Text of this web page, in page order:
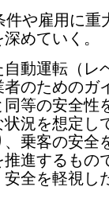
や雇用に重
めていく。
動運転（レ
のためのガ
等の安全性
況を想定し
乗客の安全
進するもの
全を軽視し